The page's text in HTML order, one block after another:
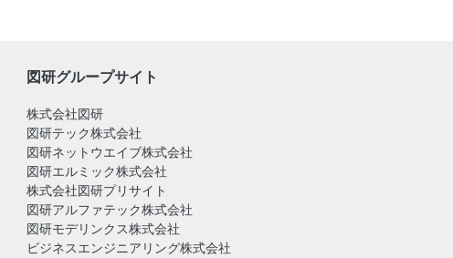
図研グループサイト
株式会社図研
図研テック株式会社
図研ネットウエイブ株式会社
図研エルミック株式会社
株式会社図研プリサイト
図研アルファテック株式会社
図研モデリンクス株式会社
ビジネスエンジニアリング株式会社